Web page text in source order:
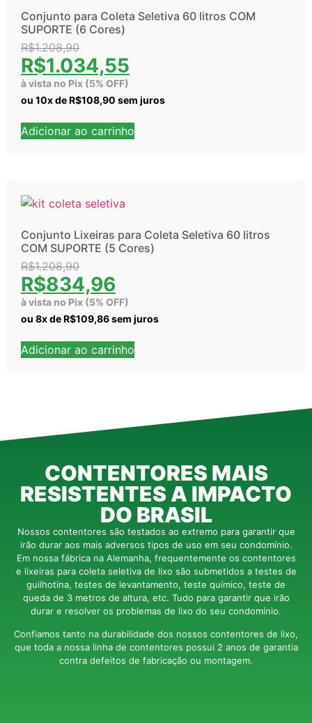
Conjunto para Coleta Seletiva 60 litros COM
SUPORTE (6 Cores)
R$1.208,90
R$1.034,55
à vista no Pix (5% OFF)
ou 10x deR$108,90 sem juros
Adicionar ao carrinho
Conjunto Lixeiras para Coleta Seletiva 60 litros
COM SUPORTE (5 Cores)
R$1.208,90
R$834,96
à vista no Pix (5% OFF)
ou 8x deR$109,86sem juros
Adicionar ao carrinho
CONTENTORES MAIS
RESISTENTES A IMPACTO
DO BRASIL
Nossos contentores são testados ao extremo para garantir que
irão durar aos mais adversos tipos de uso em seu condomínio.
Em nossa fábrica na Alemanha, frequentemente os contentores
e lixeiras para coleta seletiva de lixo são submetidos a testes de
guilhotina, testes de levantamento, teste químico, teste de
queda de 3 metros de altura, etc. Tudo para garantir que irão
durar e resolver os problemas de lixo do seu condomínio.
Confiamos tanto na durabilidade dos nossos contentores de lixo,
que toda a nossa linha de contentores possui 2 anos de garantia
contra defeitos de fabricação ou montagem.